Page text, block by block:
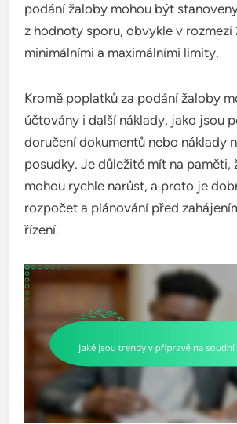
podání žaloby mohou být
z hodnoty sporu, obvykle v rozmezí
minimálními a maximálními limity.
Kromě poplatků za podání žaloby
účtovány i další náklady, jako jsou
doručení dokumentů nebo náklady
posudky. Je důležité mít na paměti,
mohou rychle narůst, a proto je
rozpočet a plánování před
řízení.